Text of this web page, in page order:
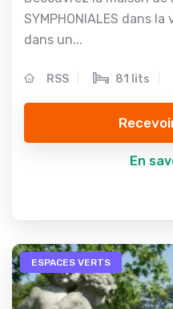
SYMPHONIALES dans
dans un...
RSS 81 lits
En
ESPACES VERTS